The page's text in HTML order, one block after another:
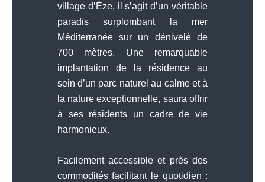
village d’Èze, il s’agit d’un véritable
paradis surplombant la mer
Méditerranée sur un dénivelé de
700 mètres. Une remarquable
implantation de la résidence au
sein d’un parc naturel au calme et à
la nature exceptionnelle, saura offrir
à ses résidents un cadre de vie
harmonieux.
Facilement accessible et près des
commodités facilitant le quotidien :